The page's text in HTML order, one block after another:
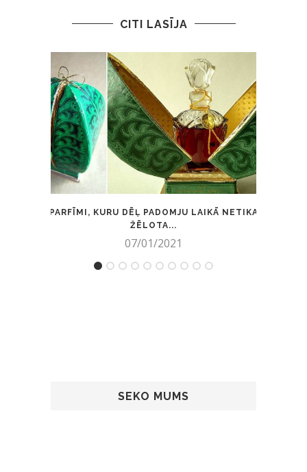
CITI LASĪJA
PARFĪMI, KURU DĒĻ PADOMJU LAIKĀ NETIKA
ŽĒLOTA...
07/01/2021
SEKO MUMS